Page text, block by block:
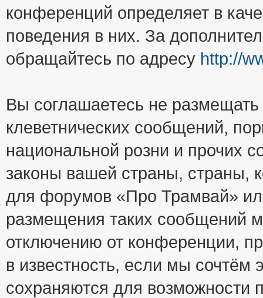
конференций определяет в
поведения в них. За
обращайтесь по адресу http://
Вы соглашаетесь не
клеветнических сообщений,
национальной розни и прочих
законы вашей страны, страны,
для форумов «Про Трамвай»
размещения таких сообщений
отключению от конференции,
в известность, если мы
сохраняются для возможности